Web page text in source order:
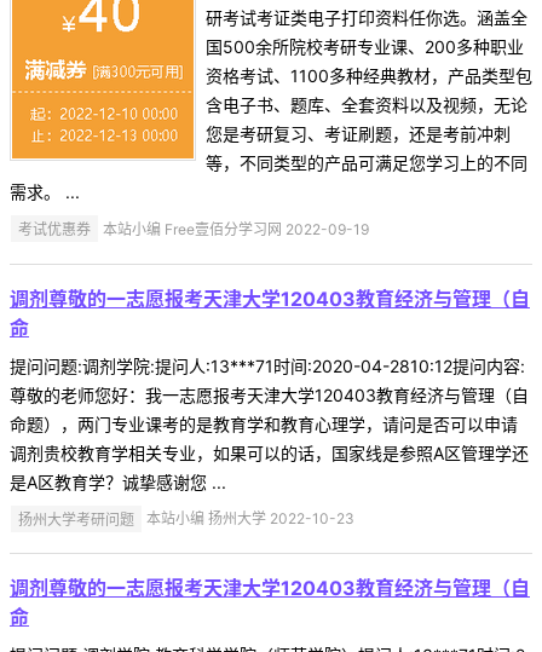
研考试考证类电子打印资料任你选。涵盖全
国500余所院校考研专业课、200多种职业
资格考试、1100多种经典教材，产品类型包
含电子书、题库、全套资料以及视频，无论
您是考研复习、考证刷题，还是考前冲刺
等，不同类型的产品可满足您学习上的不同
需求。 ...
考试优惠券 本站小编 Free壹佰分学习网 2022-09-19
调剂尊敬的一志愿报考天津大学120403教育经济与管理（自
命
提问问题:调剂学院:提问人:13***71时间:2020-04-2810:12提问内容:
尊敬的老师您好：我一志愿报考天津大学120403教育经济与管理（自
命题），两门专业课考的是教育学和教育心理学，请问是否可以申请
调剂贵校教育学相关专业，如果可以的话，国家线是参照A区管理学还
是A区教育学？诚挚感谢您 ...
扬州大学考研问题 本站小编 扬州大学 2022-10-23
调剂尊敬的一志愿报考天津大学120403教育经济与管理（自
命